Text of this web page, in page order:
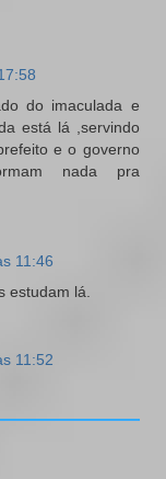
do imaculada e
está lá ,servindo
e o governo
nada pra
11:46
estudam lá.
11:52